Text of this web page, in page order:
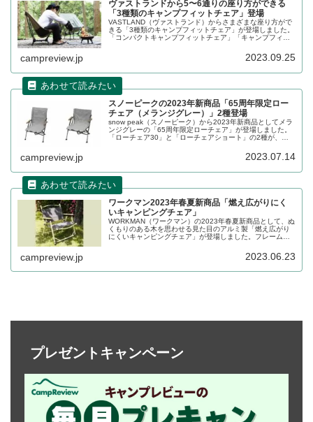
ヴァストランドから5〜6通りの座り方ができる
「3種類のキャンプフィットチェア」登場
VASTLAND（ヴァストランド）からさまざまな座り方がで
きる「3種類のキャンプフィットチェア」が登場しました。
「コンパクトキャンプフィットチェア」「キャンプフィッ
ハイタイプ」の3種類のチェアが同時発売です。詳細をレビ
campreview.jp 2023.09.25
スノーピークの2023年新商品「65周年限定ロー
チェア（メランジグレー）」2種登場
snow peak（スノーピーク）から2023年新商品としてメラ
ンジグレーの「65周年限定ローチェア」が登場しました。
「ローチェア30」と「ローチェアショート」の2種が、メ
campreview.jp 2023.07.14
ワークマン2023年春夏新商品「燃え広がりにく
いキャンピングチェア」
WORKMAN（ワークマン）の2023年春夏新商品として、ぬ
くもりのある木を思わせる見た目のアルミ製「燃え広がり
にくいキャンピングチェア」が登場しました。フレームは
施されています。Web限定での販売です。詳細をレビュー
campreview.jp 2023.06.23
プレゼントキャンペーン